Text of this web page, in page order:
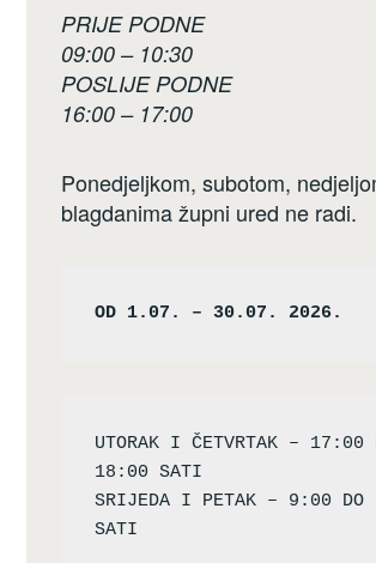
PRIJE PODNE
09:00 – 10:30
POSLIJE PODNE
16:00 – 17:00
Ponedjeljkom, subotom,
blagdanima župni ured ne radi.
OD 1.07. – 30.07. 2026.
UTORAK I ČETVRTAK – 17:00
18:00 SATI
SRIJEDA I PETAK – 9:00 DO